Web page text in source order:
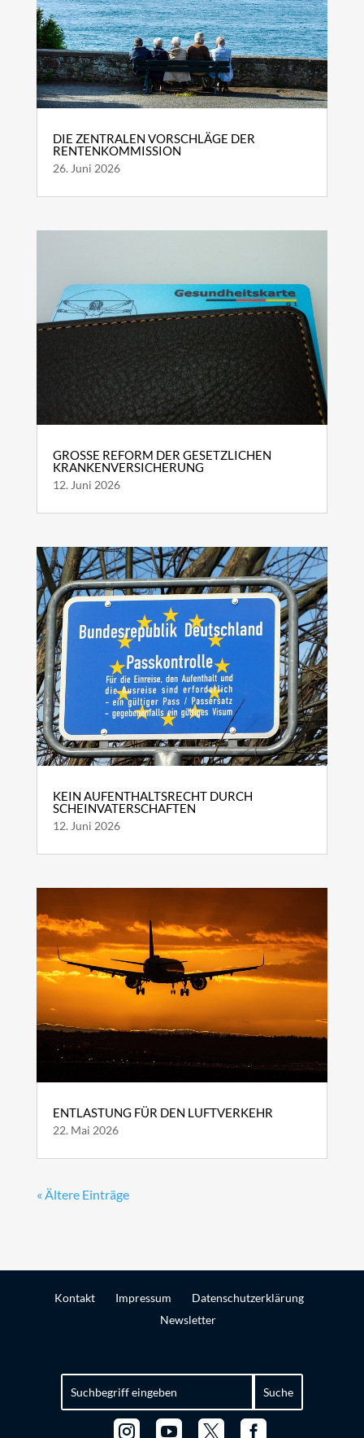
DIE ZENTRALEN VORSCHLÄGE DER
RENTENKOMMISSION
26. Juni 2026
GROSSE REFORM DER GESETZLICHEN K
RANKENVERSICHERUNG
12. Juni 2026
KEIN AUFENTHALTSRECHT DURCH
SCHEINVATERSCHAFTEN
12. Juni 2026
ENTLASTUNG FÜR DEN LUFTVERKEHR
22. Mai 2026
« Ältere Einträge
Kontakt Impressum
Datenschutzerklärung
Newsletter
nach:
   